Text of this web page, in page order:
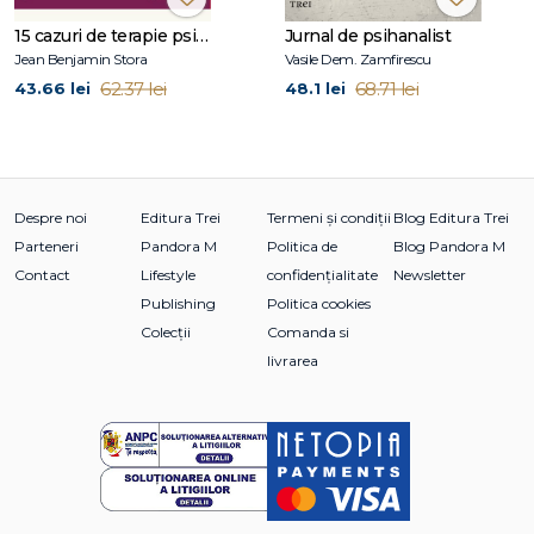
analiza psihologică cu instrumente concrete
pentru schimbare.
sensul și conexiunile din viață
Cui i se potrivește acest pachet:
✔ Persoanelor care se confruntă cu stări de tristețe,
anxietate sau lipsă de motivație.
✔ Celor care vor săînțeleagă mai bine mecanismele
sensul în viață.
Descriere detaliată a titlurilor:
15 cazuri de terapie psihosomatică
Jean Benjamin Stora
43.66 lei 62.37 lei
Jurnal de psihanalist
Vasile Dem. Zamfirescu
48.1 lei 68.71 lei
Despre noi
Parteneri
Contact
Editura Trei
Pandora M
Lifestyle
Publishing
Colecții
Termeni și condiții
Politica de
confidențialitate
Politica cookies
Comanda si
livrarea
Blog Editura Trei
Blog Pandora M
Newsletter